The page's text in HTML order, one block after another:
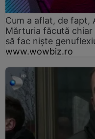
Cum a aflat, de fapt,
Mărturia făcută
să fac niște
www.wowbiz.ro